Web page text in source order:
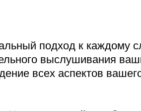
подход к каждому
выслушивания
всех аспектов